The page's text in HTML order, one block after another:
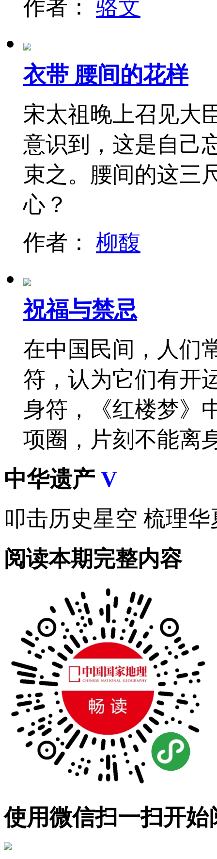
作者： 骆文
衣带 腰间的花样
宋太祖晚上召见大
意识到，这是自己
束之。腰间的这三
心？
作者： 柳馥
祝福与禁忌
在中国民间，人们
符，认为它们有开
身符，《红楼梦》
项圈，片刻不能
中华遗产 V
叩击历史星空 梳理华
阅读本期完整内容
使用微信扫一扫开始